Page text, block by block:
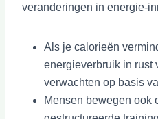
veranderingen in energie-
Als je calorieën
energieverbruik in rust
verwachten op basis
Mensen bewegen ook